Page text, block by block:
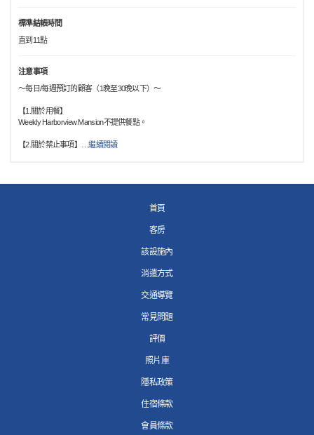
標準結帳時間
直到11點
注意事項
〜每日/每週預訂的顧客（1晚至30晚以下）〜
【1.關於用餐】
Weekly Harborview Mansion不提供餐點。
【2.關於禁止事項】 …繼續閱讀
首頁
客房
該設施內
消遣方式
交通導覽
常見問題
評價
照片庫
隱私政策
住宿條款
會員條款